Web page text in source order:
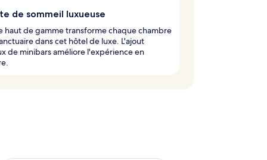
de sommeil luxueuse
haut de gamme transforme chaque chambre
dans cet hôtel de luxe. L'ajout
de minibars améliore l'expérience en